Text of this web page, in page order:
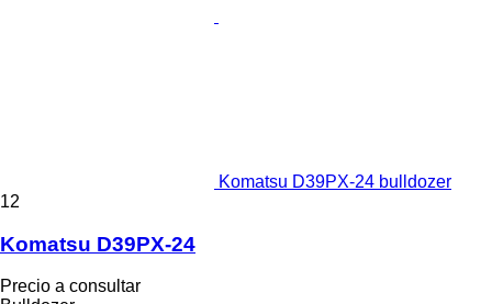
Komatsu D39PX-24 bulldozer
12
Komatsu D39PX-24
Precio a consultar